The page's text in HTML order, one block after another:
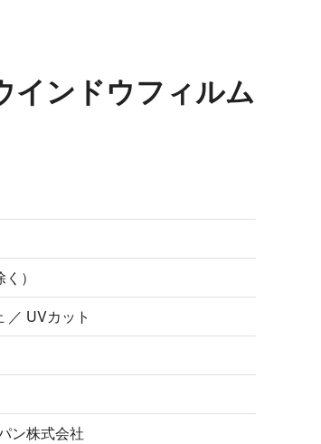
ンドウフィルム
）
／ UVカット
ン株式会社